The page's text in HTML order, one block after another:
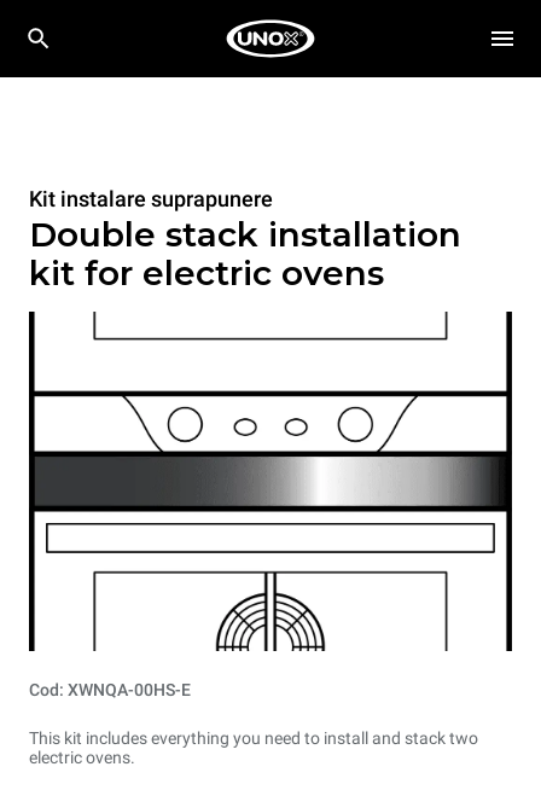
Kit instalare suprapunere
Double stack installation
kit for electric ovens
Cod: XWNQA-00HS-E
This kit includes everything you need to install and stack two
electric ovens.